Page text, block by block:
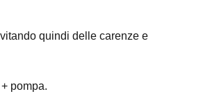
quindi delle carenze e
pompa.